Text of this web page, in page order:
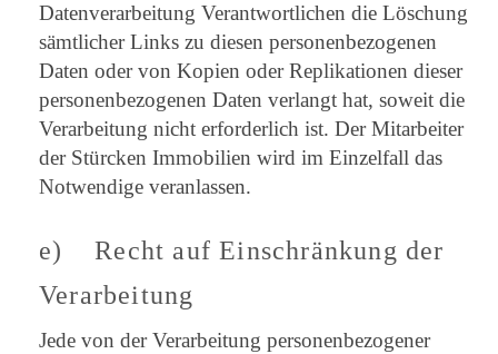
Datenverarbeitung Verantwortlichen die Löschung
sämtlicher Links zu diesen personenbezogenen
Daten oder von Kopien oder Replikationen dieser
personenbezogenen Daten verlangt hat, soweit die
Verarbeitung nicht erforderlich ist. Der Mitarbeiter
der Stürcken Immobilien wird im Einzelfall das
Notwendige veranlassen.
e) Recht auf Einschränkung der
Verarbeitung
Jede von der Verarbeitung personenbezogener